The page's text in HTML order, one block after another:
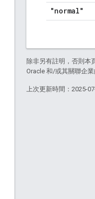
"normal"
除非另有註明，否則本
Oracle 和/或其關聯企業
上次更新時間：2025-